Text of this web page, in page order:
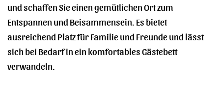
und schaffen Sie einen gemütlichen Ort zum
Entspannen und Beisammensein. Es bietet
ausreichend Platz für Familie und Freunde und lässt
sich bei Bedarf in ein komfortables Gästebett
verwandeln.